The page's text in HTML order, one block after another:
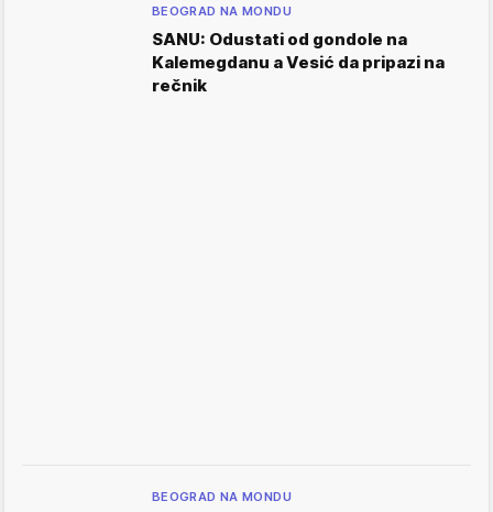
BEOGRAD NA MONDU
SANU: Odustati od gondole na
Kalemegdanu a Vesić da pripazi na
rečnik
BEOGRAD NA MONDU